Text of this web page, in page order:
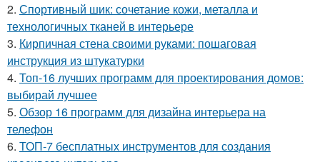
2. Спортивный шик: сочетание кожи, металла и
технологичных тканей в интерьере
3. Кирпичная стена своими руками: пошаговая
инструкция из штукатурки
4. Топ-16 лучших программ для проектирования домов:
выбирай лучшее
5. Обзор 16 программ для дизайна интерьера на
телефон
6. ТОП-7 бесплатных инструментов для создания